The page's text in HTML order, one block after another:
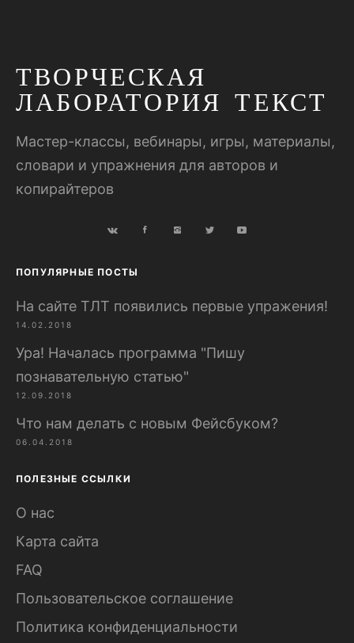
ТВОРЧЕСКАЯ
ЛАБОРАТОРИЯ ТЕКСТ
Мастер-классы, вебинары, игры, материалы,
словари и упражнения для авторов и
копирайтеров
ПОПУЛЯРНЫЕ ПОСТЫ
На сайте ТЛТ появились первые упражения!
14.02.2018
Ура! Началась программа "Пишу
познавательную статью"
12.09.2018
Что нам делать с новым Фейсбуком?
06.04.2018
ПОЛЕЗНЫЕ ССЫЛКИ
О нас
Карта сайта
FAQ
Пользовательское соглашение
Политика конфиденциальности